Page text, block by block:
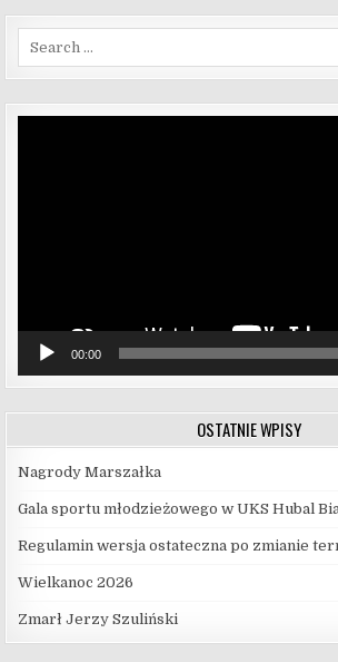
Search for:
00:00
OSTATNIE WPISY
Nagrody Marszałka
Gala sportu młodzieżowego w UKS Hubal
Regulamin wersja ostateczna po zmianie
Wielkanoc 2026
Zmarł Jerzy Szuliński